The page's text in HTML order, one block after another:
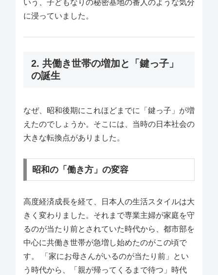
いう、子どもなりの秘密基地の番人のような気分
に浸っていました。
2. 共働き世帯の増加と「鍵っ子」
の誕生
なぜ、昭和後期にこれほどまでに「鍵っ子」が増
えたのでしょうか。そこには、当時の日本社会の
大きな転換点がありました。
昭和の「働き方」の変容
高度経済成長を経て、日本人の生活スタイルは大
きく変わりました。それまで専業主婦が家庭を守
るのが当たり前とされていた時代から、都市部を
中心に共働き世帯が急増し始めたのがこの頃で
す。 「家にお母さんがいるのが当たり前」とい
う時代から、「親が帰ってくるまで待つ」時代